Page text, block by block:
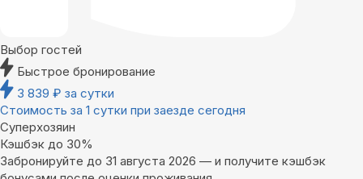
Выбор гостей
Быстрое бронирование
3 839 ₽ за сутки
Стоимость за 1 сутки при заезде сегодня
Суперхозяин
Кэшбэк до 30%
Забронируйте до 31 августа 2026 — и получите кэшбэк